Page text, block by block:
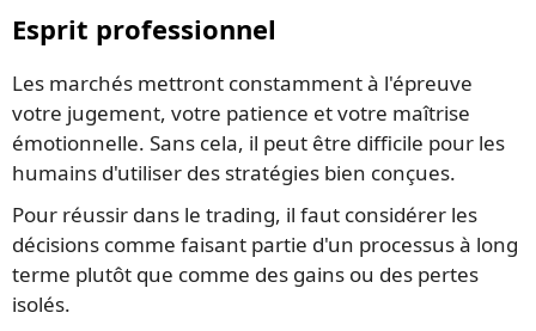
Esprit professionnel
Les marchés mettront constamment à l'épreuve
votre jugement, votre patience et votre maîtrise
émotionnelle. Sans cela, il peut être difficile pour les
humains d'utiliser des stratégies bien conçues.
Pour réussir dans le trading, il faut considérer les
décisions comme faisant partie d'un processus à long
terme plutôt que comme des gains ou des pertes
isolés.